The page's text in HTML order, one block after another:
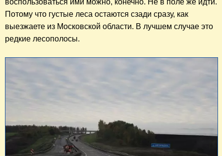
воспользоваться ими можно, конечно. Не в поле же идти.
Потому что густые леса остаются сзади сразу, как
выезжаете из Московской области. В лучшем случае это
редкие лесополосы.